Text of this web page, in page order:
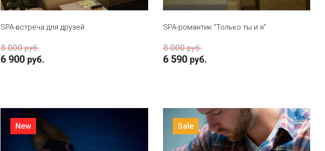
SPA-встреча для друзей
8 000 руб.
6 900 руб.
SPA-романтик "Только ты и я"
8 000 руб.
6 590 руб.
New Sale